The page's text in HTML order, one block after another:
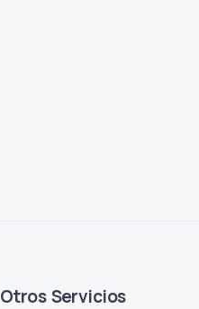
Otros Servicios